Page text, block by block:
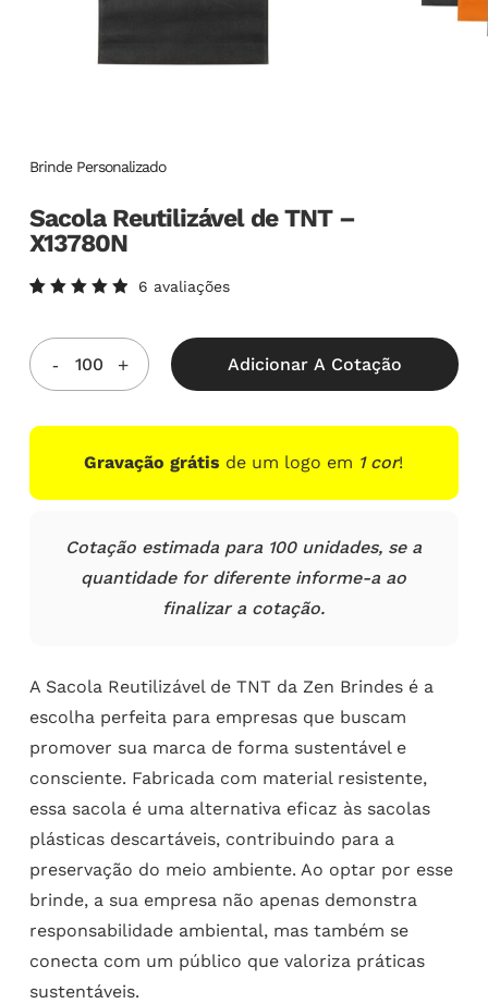
Brinde Personalizado
Sacola Reutilizável de TNT –
X13780N
5.00de
5, com
baseado
em
clientes
6 avaliações
Adicionar A Cotação
Gravação grátis de um logo em 1 cor!
Cotação estimada para 100 unidades, se a
quantidade for diferente informe-a ao
finalizar a cotação.
A Sacola Reutilizável de TNT da Zen Brindes é a
escolha perfeita para empresas que buscam
promover sua marca de forma sustentável e
consciente. Fabricada com material resistente,
essa sacola é uma alternativa eficaz às sacolas
plásticas descartáveis, contribuindo para a
preservação do meio ambiente. Ao optar por esse
brinde, a sua empresa não apenas demonstra
responsabilidade ambiental, mas também se
conecta com um público que valoriza práticas
sustentáveis.